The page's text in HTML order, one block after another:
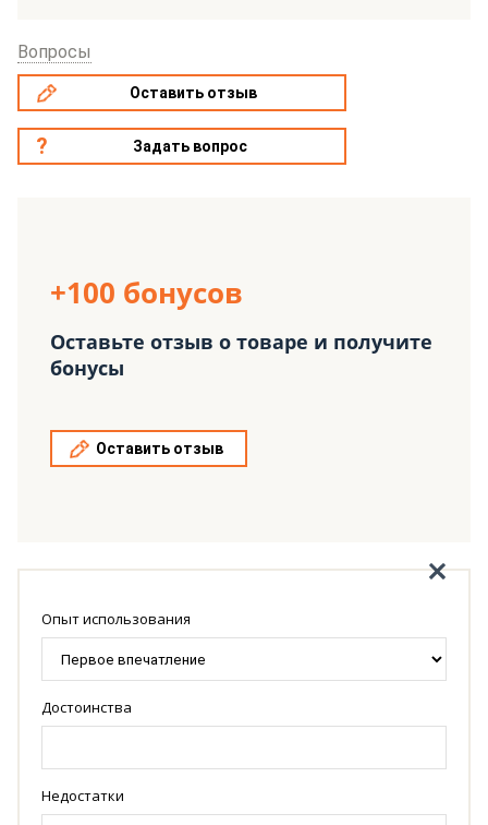
Вопросы
Оставить отзыв
Задать вопрос
+100 бонусов
Оставьте отзыв о товаре и получите
бонусы
Оставить отзыв
Опыт использования
Достоинства
Недостатки